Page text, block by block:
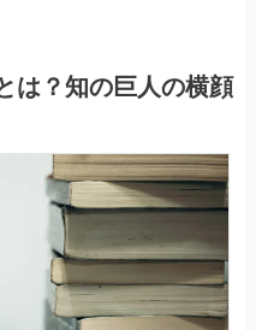
は？知の巨人の横顔